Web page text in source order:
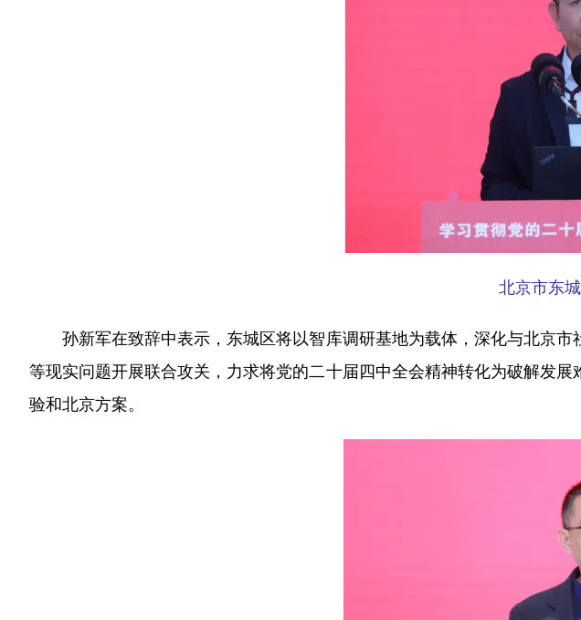
北京市东
孙新军在致辞中表示，东城区将以智库调研基地为载体，深化与北京市
等现实问题开展联合攻关，力求将党的二十届四中全会精神转化为破解发
验和北京方案。